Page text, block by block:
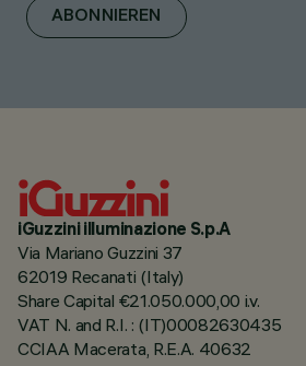
ABONNIEREN
iGuzzini illuminazione S.p.A
Via Mariano Guzzini 37
62019 Recanati (Italy)
Share Capital €21.050.000,00 i.v.
VAT N. and R.I. : (IT)00082630435
CCIAA Macerata, R.E.A. 40632